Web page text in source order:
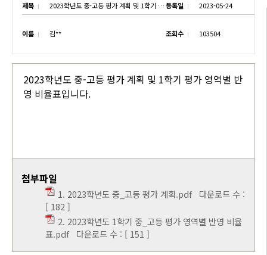
제목 2023학년도 중-고등 평가 계획 및 1학기 평가 영역별 반영 비율표등록일 2023-05-24
이름 김** 조회수 103504
2023학년도 중-고등 평가 계획 및 1학기 평가 영역별 반
영 비율표입니다.
첨부파일
1. 2023학년도 중_고등 평가 계획.pdf다운로드 수 :
[ 182 ]
2. 2023학년도 1학기 중_고등 평가 영역별 반영 비율
표.pdf다운로드 수 : [ 151 ]